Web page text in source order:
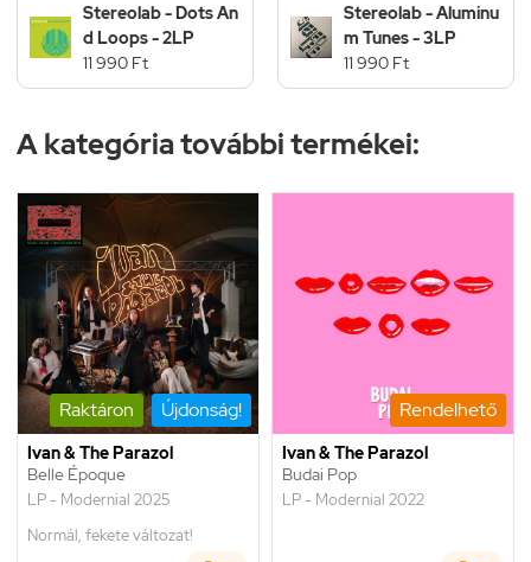
Stereolab - Dots An
d Loops - 2LP
11 990 Ft
Stereolab - Aluminu
m Tunes - 3LP
11 990 Ft
A kategória további termékei:
Raktáron Újdonság!
Ivan & The Parazol
Belle Époque
LP - Modernial 2025
Normál, fekete változat!
Rendelhető
Ivan & The Parazol
Budai Pop
LP - Modernial 2022